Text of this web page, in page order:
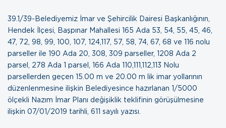
39.1/39-Belediyemiz İmar ve Şehircilik Dairesi Başkanlığının,
Hendek İlçesi, Başpınar Mahallesi 165 Ada 53, 54, 55, 45, 46,
47, 72, 98, 99, 100, 107, 124,117, 57, 58, 74, 67, 68 ve 116 nolu
parseller ile 190 Ada 20, 308, 309 parseller, 1208 Ada 2
parsel, 278 Ada 1 parsel, 166 Ada 110,111,112,113 Nolu
parsellerden geçen 15.00 m ve 20.00 m lik imar yollarının
düzenlenmesine ilişkin Belediyesince hazırlanan 1/5000
ölçekli Nazım İmar Planı değişiklik teklifinin görüşülmesine
ilişkin 07/01/2019 tarihli, 611 sayılı yazısı